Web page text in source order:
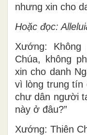
nhưng xin cho
Hoặc đọc:
Xướng:
Chúa, không
xin cho danh
vì lòng trung tín
chư dân người
này ở đâu?”
Xướng: Thiên